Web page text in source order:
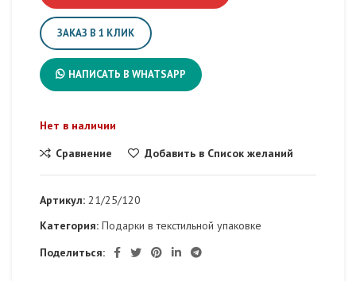
ЗАКАЗ В 1 КЛИК
НАПИСАТЬ В WHATSAPP
Нет в наличии
Сравнение
Добавить в Список желаний
Артикул: 21/25/120
Категория: Подарки в текстильной упаковке
Поделиться: